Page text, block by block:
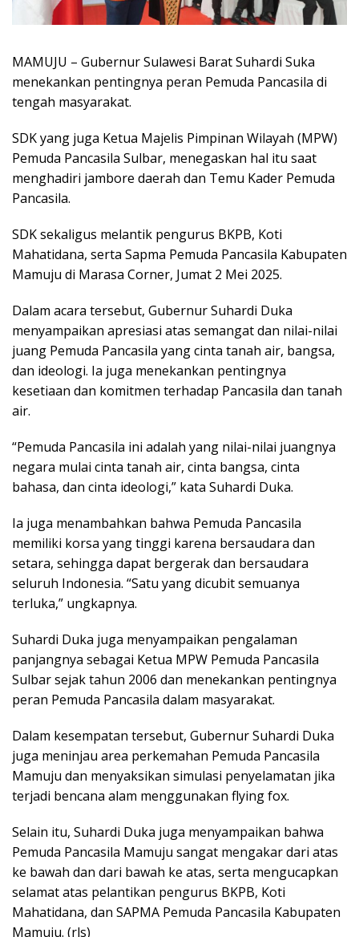
MAMUJU – Gubernur Sulawesi Barat Suhardi Suka
menekankan pentingnya peran Pemuda Pancasila di
tengah masyarakat.
SDK yang juga Ketua Majelis Pimpinan Wilayah (MPW)
Pemuda Pancasila Sulbar, menegaskan hal itu saat
menghadiri jambore daerah dan Temu Kader Pemuda
Pancasila.
SDK sekaligus melantik pengurus BKPB, Koti
Mahatidana, serta Sapma Pemuda Pancasila Kabupaten
Mamuju di Marasa Corner, Jumat 2 Mei 2025.
Dalam acara tersebut, Gubernur Suhardi Duka
menyampaikan apresiasi atas semangat dan nilai-nilai
juang Pemuda Pancasila yang cinta tanah air, bangsa,
dan ideologi. Ia juga menekankan pentingnya
kesetiaan dan komitmen terhadap Pancasila dan tanah
air.
“Pemuda Pancasila ini adalah yang nilai-nilai juangnya
negara mulai cinta tanah air, cinta bangsa, cinta
bahasa, dan cinta ideologi,” kata Suhardi Duka.
Ia juga menambahkan bahwa Pemuda Pancasila
memiliki korsa yang tinggi karena bersaudara dan
setara, sehingga dapat bergerak dan bersaudara
seluruh Indonesia. “Satu yang dicubit semuanya
terluka,” ungkapnya.
Suhardi Duka juga menyampaikan pengalaman
panjangnya sebagai Ketua MPW Pemuda Pancasila
Sulbar sejak tahun 2006 dan menekankan pentingnya
peran Pemuda Pancasila dalam masyarakat.
Dalam kesempatan tersebut, Gubernur Suhardi Duka
juga meninjau area perkemahan Pemuda Pancasila
Mamuju dan menyaksikan simulasi penyelamatan jika
terjadi bencana alam menggunakan flying fox.
Selain itu, Suhardi Duka juga menyampaikan bahwa
Pemuda Pancasila Mamuju sangat mengakar dari atas
ke bawah dan dari bawah ke atas, serta mengucapkan
selamat atas pelantikan pengurus BKPB, Koti
Mahatidana, dan SAPMA Pemuda Pancasila Kabupaten
Mamuju. (rls)